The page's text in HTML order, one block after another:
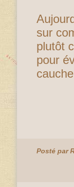
sur
plutôt
pour
Posté par